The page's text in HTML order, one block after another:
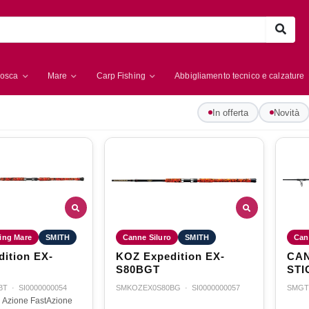
Mare Carp Fishing Abbigliamento tecnico e calzature
In offerta Novità
Mare SMITH
EX-
· SI0000000054
Azione FastAzione
Canne Siluro SMITH
KOZ Expedition EX-
S80BGT
SMKOZEX0S80BG · SI0000000057